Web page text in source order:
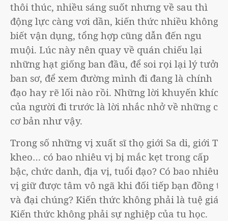
thôi thúc, nhiều sáng suốt nhưng về sau thì
động lực càng vơi dần, kiến thức nhiều không
biết vận dụng, tổng hợp cũng dẫn đến ngu
muội. Lúc này nên quay về quán chiếu lại
những hạt giống ban đầu, để soi rọi lại lý tưởng
ban sơ, để xem đường mình đi đang là chính
đạo hay rẽ lối nào rồi. Những lời khuyến khích
của người đi trước là lời nhắc nhở về những cái
cơ bản như vậy.
Trong số những vị xuất sĩ thọ giới Sa di, giới Tỳ
kheo… có bao nhiêu vị bị mắc kẹt trong cấp
bậc, chức danh, địa vị, tuổi đạo? Có bao nhiêu
vị giữ được tâm vô ngã khi đối tiếp bạn đồng tu
và đại chúng? Kiến thức không phải là tuệ giác.
Kiến thức không phải sự nghiệp của tu học.